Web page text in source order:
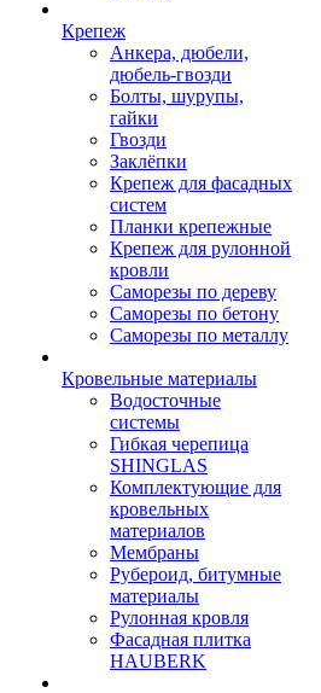
Крепеж
Анкера, дюбели,
дюбель-гвозди
Болты, шурупы,
гайки
Гвозди
Заклёпки
Крепеж для фасадных
систем
Планки крепежные
Крепеж для рулонной
кровли
Саморезы по дереву
Саморезы по бетону
Саморезы по металлу
Кровельные материалы
Водосточные
системы
Гибкая черепица
SHINGLAS
Комплектующие для
кровельных
материалов
Мембраны
Рубероид, битумные
материалы
Рулонная кровля
Фасадная плитка
HAUBERK